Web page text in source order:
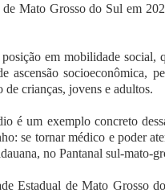
Mato Grosso do Sul em
em mobilidade social,
ascensão socioeconômica,
crianças, jovens e adultos.
é um exemplo concreto
se tornar médico e poder
no Pantanal sul-mato-
Estadual de Mato Grosso